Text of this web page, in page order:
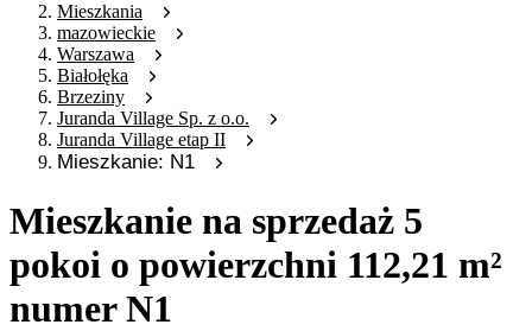
Mieszkania
mazowieckie
Warszawa
Białołęka
Brzeziny
Juranda Village Sp. z o.o.
Juranda Village etap II
Mieszkanie: N1
Mieszkanie na sprzedaż 5
pokoi o powierzchni 112,21 m²
numer N1